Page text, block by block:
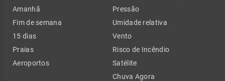
Amanhã
Fim de semana
15 dias
Praias
Aeroportos
Pressão
Umidade relativa
Vento
Risco de Incêndio
Satélite
Chuva Agora